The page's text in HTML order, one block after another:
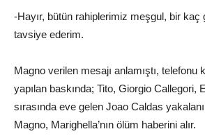
-Hayır, bütün rahiplerimiz meşgul, bir kaç
tavsiye ederim.
Magno verilen mesajı anlamıştı, telefonu
yapılan baskında; Tito, Giorgio Callegori,
sırasında eve gelen Joao Caldas
Magno, Marighella’nın ölüm haberini alır.